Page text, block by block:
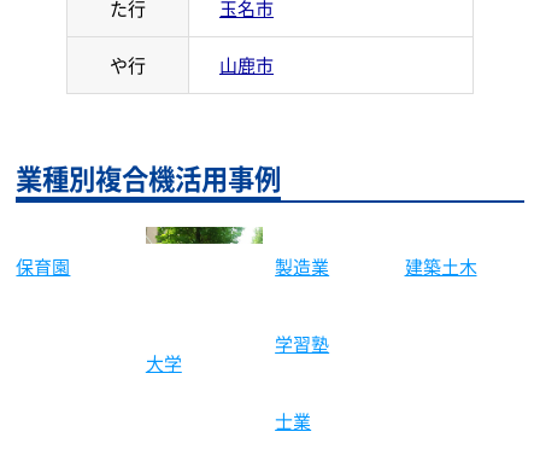
た行 玉名市
や行 山鹿市
業種別複合機活用事例
大学
製造業 建築土木
学習塾
士業